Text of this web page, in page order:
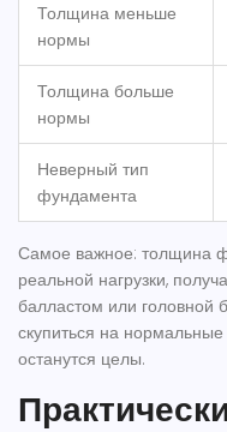
Толщина меньше
нормы
Толщина больше
нормы
Неверный тип
фундамента
Самое важное: толщина
реальной нагрузки,
балластом или головной
скупиться на
останутся целы.